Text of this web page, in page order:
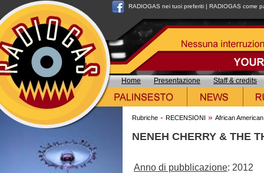
RADIOGAS nei tuoi preferiti | RADIOGAS come
Home Presentazione Staff & credits
Rubriche - RECENSIONI » African
NENEH CHERRY & THE
Anno di pubblicazione: 2012